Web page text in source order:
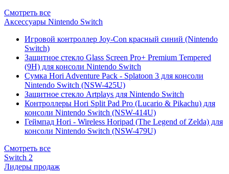
Смотреть все
Аксессуары Nintendo Switch
Игровой контроллер Joy-Con красный синий (Nintendo
Switch)
Защитное стекло Glass Screen Pro+ Premium Tempered
(9H) для консоли Nintendo Switch
Сумка Hori Adventure Pack - Splatoon 3 для консоли
Nintendo Switch (NSW-425U)
Защитное стекло Artplays для Nintendo Switch
Контроллеры Hori Split Pad Pro (Lucario & Pikachu) для
консоли Nintendo Switch (NSW-414U)
Геймпад Hori - Wireless Horipad (The Legend of Zelda) для
консоли Nintendo Switch (NSW-479U)
Смотреть все
Switch 2
Лидеры продаж